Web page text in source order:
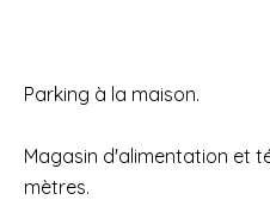
Parking à la maison.
Magasin d'alimentation et
mètres.